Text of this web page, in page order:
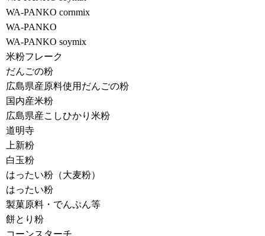
WA-PANKO cornmix
WA-PANKO
WA-PANKO soymix
米粉フレーク
だんごの粉
広島県産原料使用だんごの粉
国内産米粉
広島県産こしひかり米粉
道明寺
上新粉
白玉粉
はったい粉（大麦粉）
はったい粉
製菓原料・でんぷん等
餅とり粉